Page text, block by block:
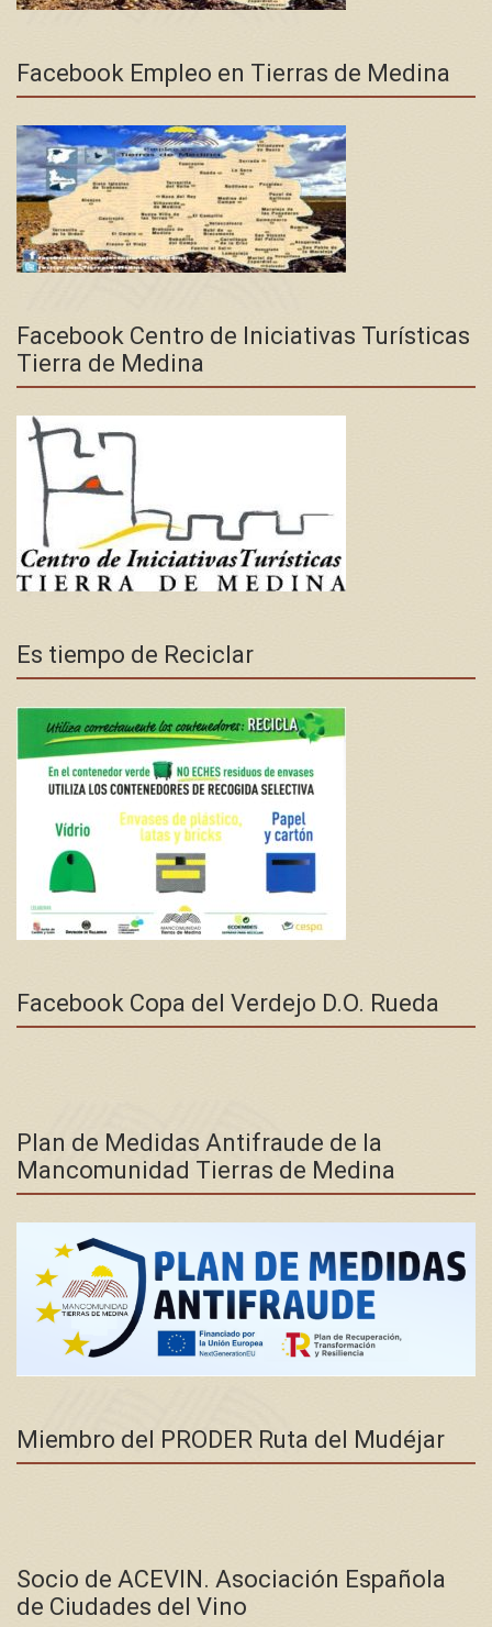
Facebook Empleo en Tierras de Medina
Facebook Centro de Iniciativas Turísticas
Tierra de Medina
Es tiempo de Reciclar
Facebook Copa del Verdejo D.O. Rueda
Plan de Medidas Antifraude de la
Mancomunidad Tierras de Medina
Miembro del PRODER Ruta del Mudéjar
Socio de ACEVIN. Asociación Española
de Ciudades del Vino